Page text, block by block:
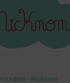
Oxydum · Nicknom